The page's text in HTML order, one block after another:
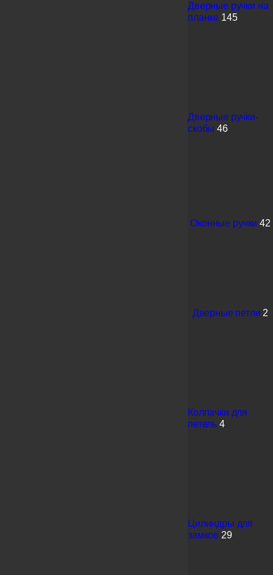
Дверные ручки на
планке 145
Дверные ручки-
скобы 46
Оконные ручки 42
Дверные петли 2
Колпачки для
петель 4
Цилиндры для
замков 29